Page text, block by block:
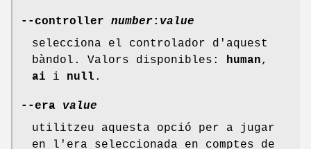
--controller number: value
selecciona el controlador d'aquest
bàndol. Valors disponibles: human,
ai i null .
--era value
utilitzeu aquesta opció per a jugar
en l'era seleccionada en comptes de